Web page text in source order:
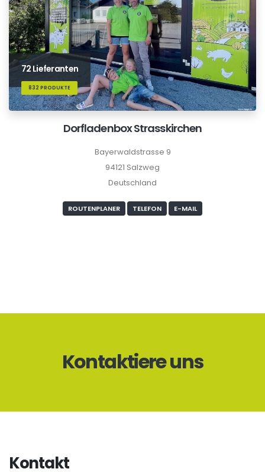
72 Lieferanten
832 PRODUKTE
Dorfladenbox Strasskirchen
Bayerwaldstrasse 9
94121 Salzweg
Deutschland
ROUTENPLANER TELEFON E-MAIL
Kontaktiere uns
Kontakt